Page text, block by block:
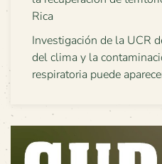
Rica
Investigación de la UCR
del clima y la
respiratoria puede